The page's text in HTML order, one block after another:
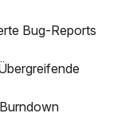
Bug-Reports